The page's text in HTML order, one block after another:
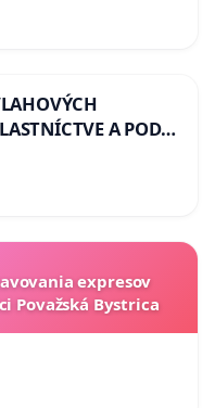
A POD
& žiadosť
závlahových a
expresov
Považská Bystrica